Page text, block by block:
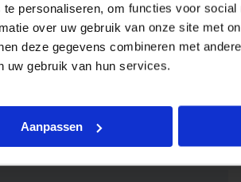
personaliseren, om functies voor social
over uw gebruik van onze site met
deze gegevens combineren met
uw gebruik van hun services.
Aanpassen